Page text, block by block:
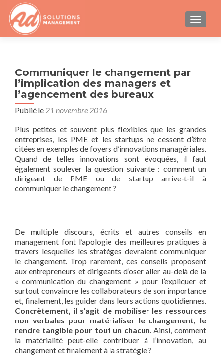
Communiquer le changement par
l’implication des managers et
l’agencement des bureaux
Publié le 21 novembre 2016
Plus petites et souvent plus flexibles que les grandes
entreprises, les PME et les startups ne cessent d’être
citées en exemples de foyers d’innovations managériales.
Quand de telles innovations sont évoquées, il faut
également soulever la question suivante : comment un
dirigeant de PME ou de startup arrive-t-il à
communiquer le changement ?
De multiple discours, écrits et autres conseils en
management font l’apologie des meilleures pratiques à
travers lesquelles les stratèges devraient communiquer
le changement. Trop rarement, ces conseils proposent
aux entrepreneurs et dirigeants d’oser aller au-delà de la
« communication du changement » pour l’expliquer et
surtout convaincre les collaborateurs de son importance
et, finalement, les guider dans leurs actions quotidiennes.
Concrètement, il s’agit de mobiliser les ressources
non verbales pour matérialiser le changement, le
rendre tangible pour tout un chacun. Ainsi, comment
la matérialité peut-elle contribuer à l’innovation, au
changement et finalement à la stratégie ?